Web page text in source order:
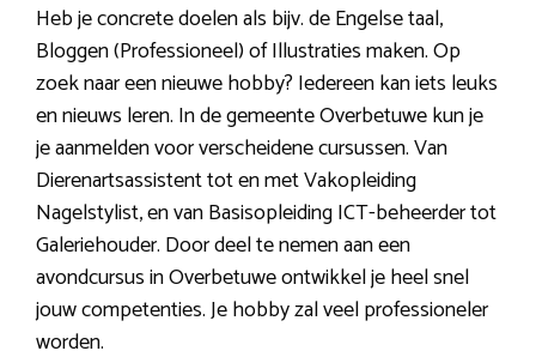
Heb je concrete doelen als bijv. de Engelse taal,
Bloggen (Professioneel) of Illustraties maken. Op
zoek naar een nieuwe hobby? Iedereen kan iets leuks
en nieuws leren. In de gemeente Overbetuwe kun je
je aanmelden voor verscheidene cursussen. Van
Dierenartsassistent tot en met Vakopleiding
Nagelstylist, en van Basisopleiding ICT-beheerder tot
Galeriehouder. Door deel te nemen aan een
avondcursus in Overbetuwe ontwikkel je heel snel
jouw competenties. Je hobby zal veel professioneler
worden.